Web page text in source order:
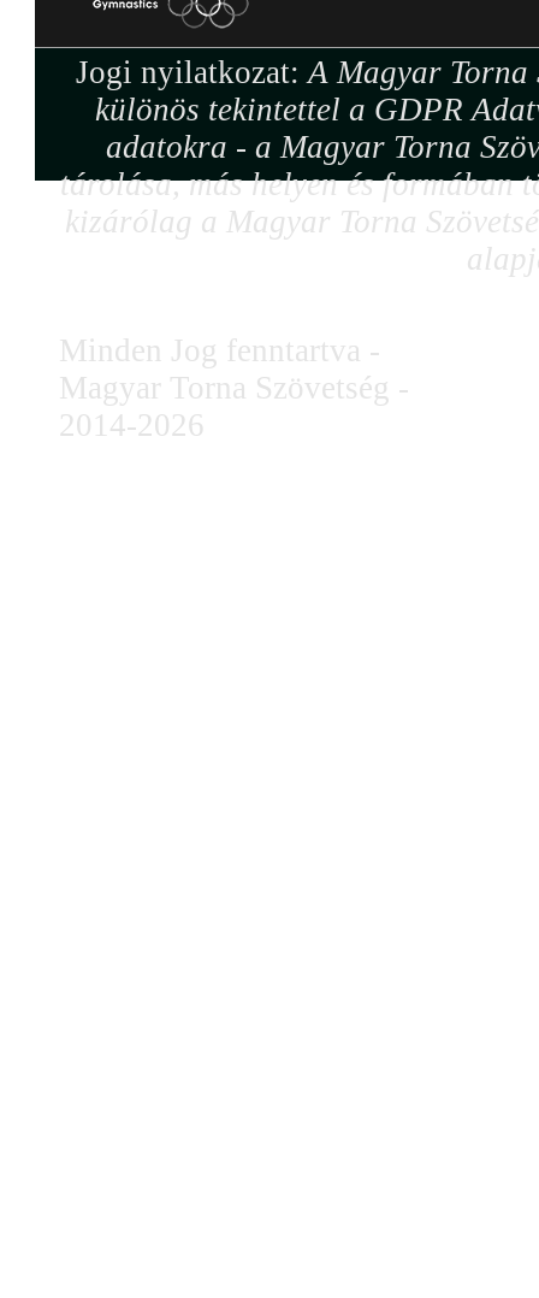
Jogi nyilatkozat:A Magyar Torna
különös tekintettel a GDPR
adatokra - a Magyar Torna
tárolása, más helyen és formában
kizárólag a Magyar Torna
Minden Jog fenntartva -
Magyar Torna Szövetség -
2014-2026